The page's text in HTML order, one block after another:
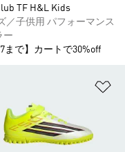
TF H&L Kids
／子供用 パフォーマンス
ー
まで】カートで30%off